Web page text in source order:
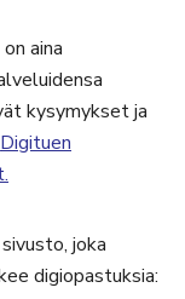
aina
kysymykset ja
Digituen
joka
digiopastuksia: